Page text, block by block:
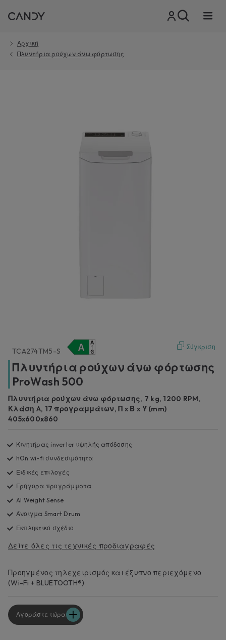
Αρχική
Πλυντήρια ρούχων άνω φόρτωσης
Σύγκριση
TCA274TM5-S
Πλυντήρια ρούχων άνω φόρτωσης
ProWash 500
Πλυντήρια ρούχων άνω φόρτωσης, 7 kg, 1200 RPM,
Κλάση A, 17 προγραμμάτων, Π x Β x Ύ (mm)
405x600x860
Κινητήρας inverter υψηλής απόδοσης
hOn wi-fi συνδεσιμότητα
Ειδικές επιλογές
Γρήγορα προγράμματα
AI Weight Sense
Άνοιγμα Smart Drum
Εκπληκτικό σχέδιο
Δείτε όλες τις τεχνικές προδιαγραφές
Προηγμένος τηλεχειρισμός και έξυπνο περιεχόμενο
(Wi-Fi + BLUETOOTH®)
Αγοράστε τώρα